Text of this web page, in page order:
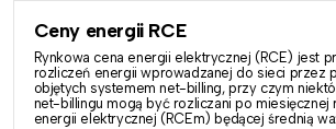
Ceny energii RCE
Rynkowa cena energii elektrycznej (RCE) jest
rozliczeń energii wprowadzanej do sieci przez
objętych systemem net-billing, przy czym
net-billingu mogą być rozliczani po miesięcznej
energii elektrycznej (RCEm) będącej średnią